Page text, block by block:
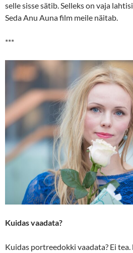
selle sisse sätib. Selleks on vaja
Seda Anu Auna film meile näitab.
***
Kuidas vaadata?
Kuidas portreedokki vaadata? Ei tea.